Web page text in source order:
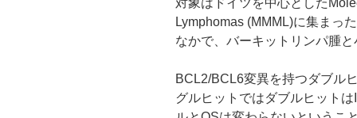
Lymphomas (MMML)に集まっ
なかで、バーキットリンパ腫
BCL2/BCL6変異を持つダブル
グルヒットではダブルヒット